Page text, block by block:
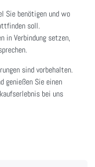
Sie benötigen und wo
soll.
in Verbindung setzen,
sind vorbehalten.
genießen Sie einen
bei uns